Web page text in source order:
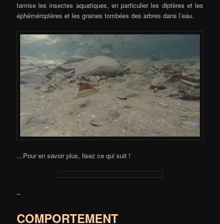
tamise les insectes aquatiques, en particulier les diptères et les
éphéméroptères et les graines tombées des arbres dans l’eau.
…Pour en savoir plus, lisez ce qui suit !
–
COMPORTEMENT